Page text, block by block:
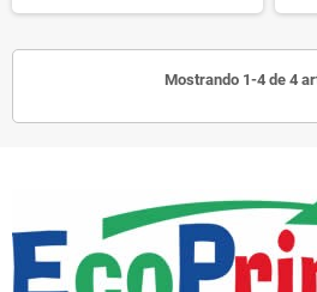
Mostrando 1-4 de 4